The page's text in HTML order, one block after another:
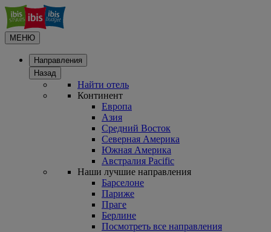
МЕНЮ
Направления
Назад
Найти отель
Континент
Европа
Азия
Средний Восток
Северная Америка
Южная Америка
Австралия Pacific
Наши лучшие направления
Барселоне
Париже
Праге
Берлине
Посмотреть все направления